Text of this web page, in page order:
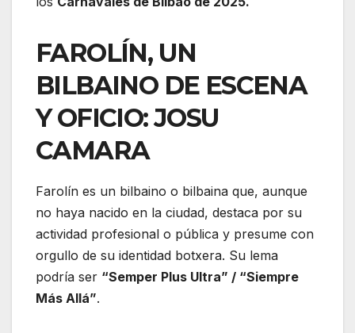
FAROLÍN, UN
BILBAINO DE ESCENA
Y OFICIO: JOSU
CAMARA
Farolín es un bilbaino o bilbaina que, aunque
no haya nacido en la ciudad, destaca por su
actividad profesional o pública y presume con
orgullo de su identidad botxera. Su lema
podría ser “Semper Plus Ultra” / “Siempre
Más Allá”.